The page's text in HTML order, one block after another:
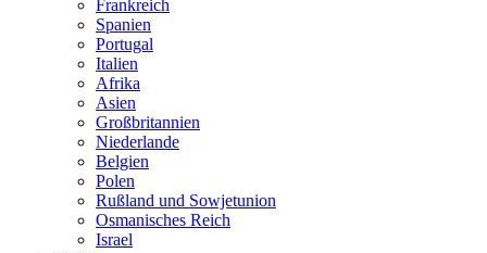
Frankreich
Spanien
Portugal
Italien
Afrika
Asien
Großbritannien
Niederlande
Belgien
Polen
Rußland und Sowjetunion
Osmanisches Reich
Israel